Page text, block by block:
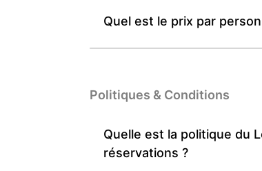
Quel est le prix par
Politiques & Conditions
Quelle est la politique du
réservations ?